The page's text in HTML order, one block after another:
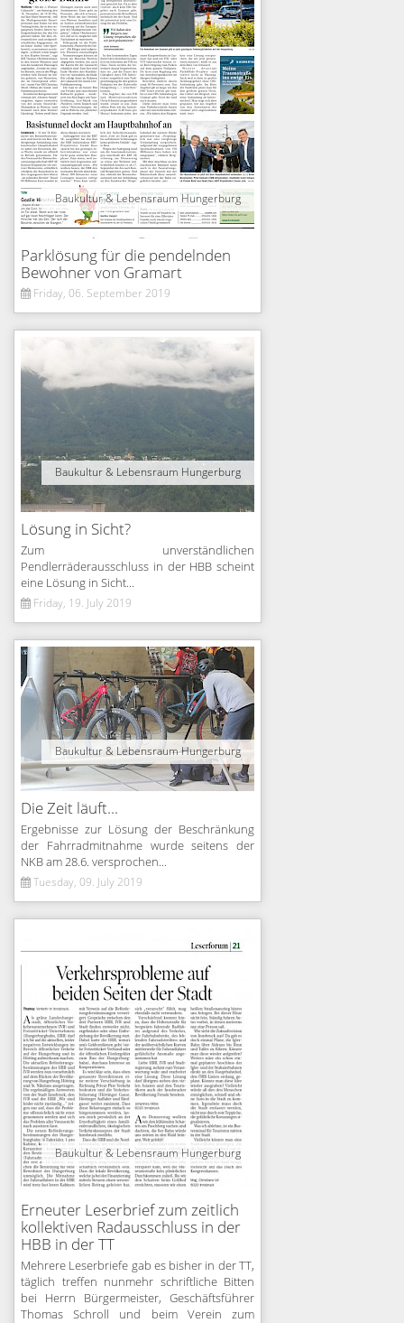
Baukultur & Lebensraum Hungerburg
Parklösung für die pendelnden
Bewohner von Gramart
Friday, 06. September 2019
Baukultur & Lebensraum Hungerburg
Lösung in Sicht?
Zum unverständlichen
Pendlerräderausschluss in der HBB scheint
eine Lösung in Sicht...
Friday, 19. July 2019
Baukultur & Lebensraum Hungerburg
Die Zeit läuft...
Ergebnisse zur Lösung der Beschränkung
der Fahrradmitnahme wurde seitens der
NKB am 28.6. versprochen...
Tuesday, 09. July 2019
Baukultur & Lebensraum Hungerburg
Erneuter Leserbrief zum zeitlich
kollektiven Radausschluss in der
HBB in der TT
Mehrere Leserbriefe gab es bisher in der TT,
täglich treffen nunmehr schriftliche Bitten
bei Herrn Bürgermeister, Geschäftsführer
Thomas Schroll und beim Verein zum